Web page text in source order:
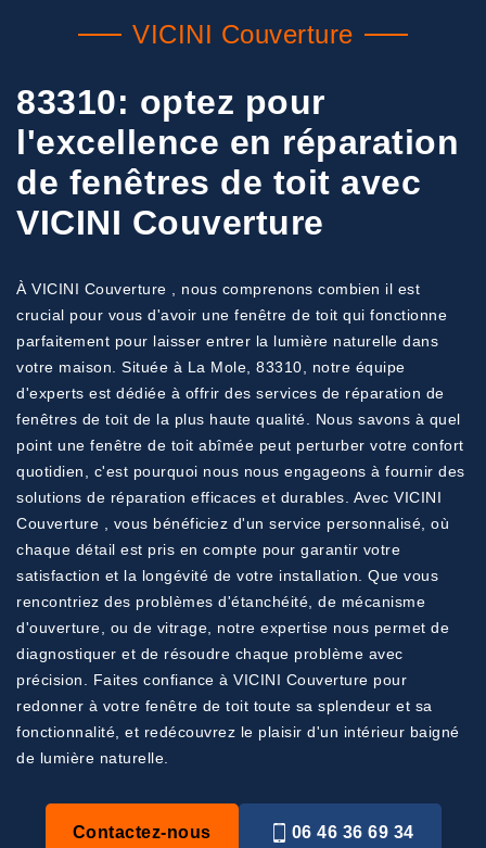
VICINI Couverture
83310: optez pour
l'excellence en réparation
de fenêtres de toit avec
VICINI Couverture
À VICINI Couverture , nous comprenons combien il est
crucial pour vous d'avoir une fenêtre de toit qui fonctionne
parfaitement pour laisser entrer la lumière naturelle dans
votre maison. Située à La Mole, 83310, notre équipe
d'experts est dédiée à offrir des services de réparation de
fenêtres de toit de la plus haute qualité. Nous savons à quel
point une fenêtre de toit abîmée peut perturber votre confort
quotidien, c'est pourquoi nous nous engageons à fournir des
solutions de réparation efficaces et durables. Avec VICINI
Couverture , vous bénéficiez d'un service personnalisé, où
chaque détail est pris en compte pour garantir votre
satisfaction et la longévité de votre installation. Que vous
rencontriez des problèmes d'étanchéité, de mécanisme
d'ouverture, ou de vitrage, notre expertise nous permet de
diagnostiquer et de résoudre chaque problème avec
précision. Faites confiance à VICINI Couverture pour
redonner à votre fenêtre de toit toute sa splendeur et sa
fonctionnalité, et redécouvrez le plaisir d'un intérieur baigné
de lumière naturelle.
Contactez-nous 06 46 36 69 34